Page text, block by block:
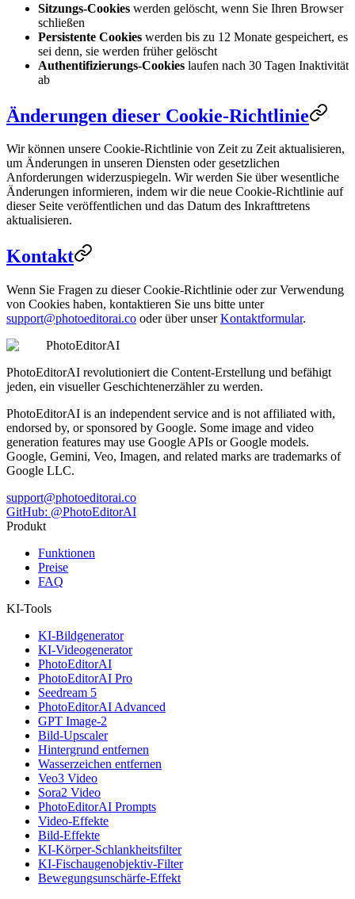
Sitzungs-Cookies werden gelöscht, wenn Sie Ihren Browser
schließen
Persistente Cookies werden bis zu 12 Monate gespeichert, es
sei denn, sie werden früher gelöscht
Authentifizierungs-Cookies laufen nach 30 Tagen Inaktivität
ab
Änderungen dieser Cookie-Richtlinie
Wir können unsere Cookie-Richtlinie von Zeit zu Zeit aktualisieren,
um Änderungen in unseren Diensten oder gesetzlichen
Anforderungen widerzuspiegeln. Wir werden Sie über wesentliche
Änderungen informieren, indem wir die neue Cookie-Richtlinie auf
dieser Seite veröffentlichen und das Datum des Inkrafttretens
aktualisieren.
Kontakt
Wenn Sie Fragen zu dieser Cookie-Richtlinie oder zur Verwendung
von Cookies haben, kontaktieren Sie uns bitte unter
support@photoeditorai.co oder über unserKontaktformular.
PhotoEditorAI
PhotoEditorAI revolutioniert die Content-Erstellung und befähigt
jeden, ein visueller Geschichtenerzähler zu werden.
PhotoEditorAI is an independent service and is not affiliated with,
endorsed by, or sponsored by Google. Some image and video
generation features may use Google APIs or Google models.
Google, Gemini, Veo, Imagen, and related marks are trademarks of
Google LLC.
support@photoeditorai.co
GitHub: @PhotoEditorAI
Produkt
Funktionen
Preise
FAQ
KI-Tools
KI-Bildgenerator
KI-Videogenerator
PhotoEditorAI
PhotoEditorAI Pro
Seedream 5
PhotoEditorAI Advanced
GPT Image-2
Bild-Upscaler
Hintergrund entfernen
Wasserzeichen entfernen
Veo3 Video
Sora2 Video
PhotoEditorAI Prompts
Video-Effekte
Bild-Effekte
KI-Körper-Schlankheitsfilter
KI-Fischaugenobjektiv-Filter
Bewegungsunschärfe-Effekt